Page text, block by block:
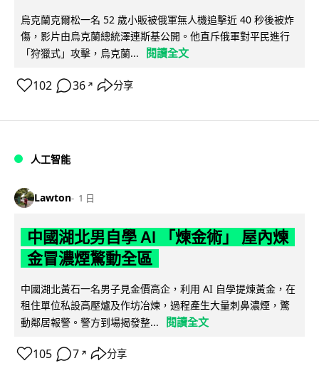
烏克蘭克爾松一名 52 歲小販被俄軍無人機追擊近 40 秒後被炸
傷，影片由烏克蘭總統澤連斯基公開。他直斥俄軍對平民進行
「狩獵式」攻擊，烏克蘭...
閱讀全文
102 36 ↗ 分享
人工智能
Lawton 1 日
中國湖北男自學 AI 「煉金術」 屋內煉
金冒濃煙驚動全區
中國湖北黃石一名男子見金價高企，利用 AI 自學提煉黃金，在
租住單位私設高壓爐及作坊冶煉，過程產生大量刺鼻濃煙，驚
動鄰居報警。警方到場揭發整...
閱讀全文
105 7 ↗ 分享